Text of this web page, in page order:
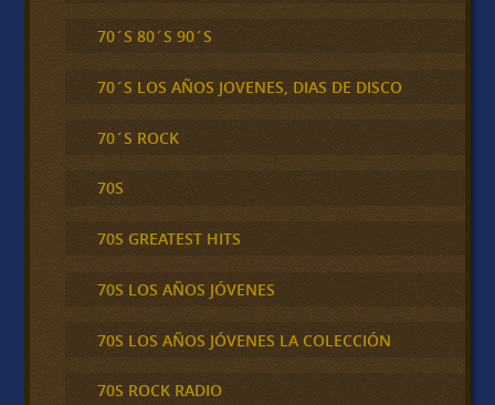
70´S 80´S 90´S
70´S LOS AÑOS JOVENES, DIAS DE DISCO
70´S ROCK
70S
70S GREATEST HITS
70S LOS AÑOS JÓVENES
70S LOS AÑOS JÓVENES LA COLECCIÓN
70S ROCK RADIO